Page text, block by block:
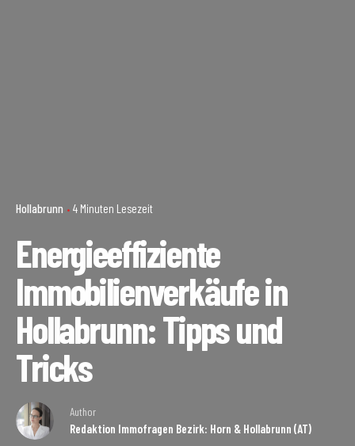
Hollabrunn 4 Minuten Lesezeit
Energieeffiziente
Immobilienverkäufe in
Hollabrunn: Tipps und
Tricks
Author
Redaktion Immofragen Bezirk: Horn & Hollabrunn (AT)